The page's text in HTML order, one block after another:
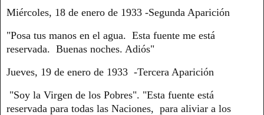
Miércoles, 18 de enero de 1933 -Segunda Aparición
"Posa tus manos en el agua. Esta fuente me está
reservada. Buenas noches. Adiós"
Jueves, 19 de enero de 1933 -Tercera Aparición
"Soy la Virgen de los Pobres". "Esta fuente está
reservada para todas las Naciones, para aliviar a los